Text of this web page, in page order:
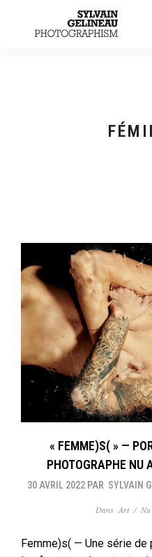
« FEMME)S( » —
PHOTOGRAPHE NU
30 AVRIL 2022 PAR SYLVAIN
Dans Art/
Femme)s( — Une série